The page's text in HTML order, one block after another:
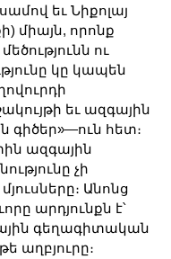
եւ Նիքոլայ
միայն, որոնք
ու
կը կապեն
եւ ազգային
գիծեր»—ուն հետ։
ազգային
չի
Անոնց
արդյունքն է՝
գեղագիտական
աղբյուրը։